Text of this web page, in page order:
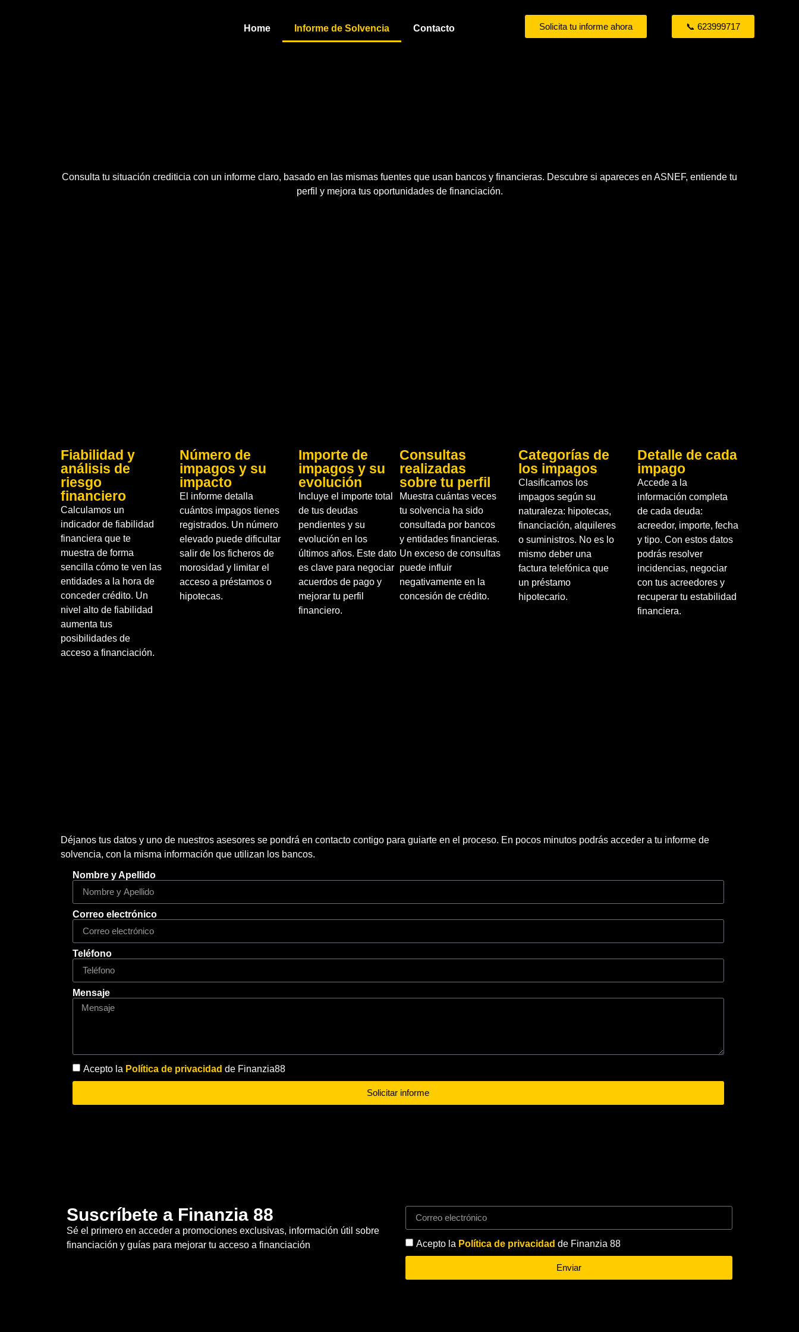
Home Informe de Solvencia Contacto Solicita tu informe ahora 📞 623999717
Consulta tu situación crediticia con un informe claro, basado en las mismas fuentes que usan bancos y financieras. Descubre si apareces en ASNEF, entiende tu
perfil y mejora tus oportunidades de financiación.
Fiabilidad y
análisis de
riesgo
financiero
Calculamos un
indicador de fiabilidad
financiera que te
muestra de forma
sencilla cómo te ven las
entidades a la hora de
conceder crédito. Un
nivel alto de fiabilidad
aumenta tus
posibilidades de
acceso a financiación.
Número de
impagos y su
impacto
El informe detalla
cuántos impagos tienes
registrados. Un número
elevado puede dificultar
salir de los ficheros de
morosidad y limitar el
acceso a préstamos o
hipotecas.
Importe de
impagos y su
evolución
Incluye el importe total
de tus deudas
pendientes y su
evolución en los
últimos años. Este dato
es clave para negociar
acuerdos de pago y
mejorar tu perfil
financiero.
Consultas
realizadas
sobre tu perfil
Muestra cuántas veces
tu solvencia ha sido
consultada por bancos
y entidades financieras.
Un exceso de consultas
puede influir
negativamente en la
concesión de crédito.
Categorías de
los impagos
Clasificamos los
impagos según su
naturaleza: hipotecas,
financiación, alquileres
o suministros. No es lo
mismo deber una
factura telefónica que
un préstamo
hipotecario.
Detalle de cada
impago
Accede a la
información completa
de cada deuda:
acreedor, importe, fecha
y tipo. Con estos datos
podrás resolver
incidencias, negociar
con tus acreedores y
recuperar tu estabilidad
financiera.
Déjanos tus datos y uno de nuestros asesores se pondrá en contacto contigo para guiarte en el proceso. En pocos minutos podrás acceder a tu informe de
solvencia, con la misma información que utilizan los bancos.
Nombre y Apellido
Correo electrónico
Teléfono
Mensaje
Acepto la Política de privacidad de Finanzia88
Solicitar informe
Suscríbete a Finanzia 88
Sé el primero en acceder a promociones exclusivas, información útil sobre
financiación y guías para mejorar tu acceso a financiación
Acepto la Política de privacidad de Finanzia 88
Enviar